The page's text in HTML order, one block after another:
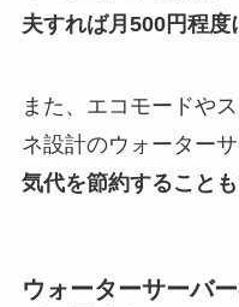
夫すれば月500円程
また、エコモードや
ネ設計のウォーター
気代を節約すること
ウォーターサーバ